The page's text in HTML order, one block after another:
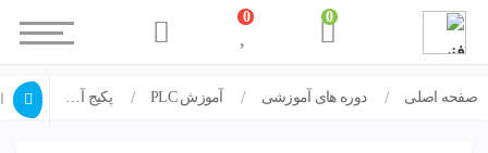
صفحه اصلی دوره های آموزشی آموزش PLC پکیج آموزش کامل اتوماسیون زیمنس
0
0